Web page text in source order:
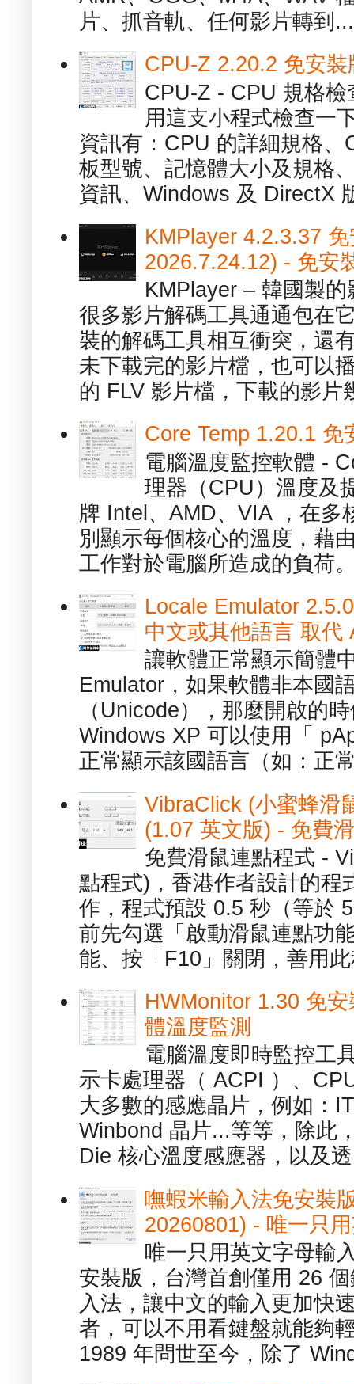
片、抓音軌、任何影片轉到...
CPU-Z 2.20.2 免安
CPU-Z - CPU 規格
用這支小程式檢查一
資訊有：CPU 的詳細規格
板型號、記憶體大小及規格
資訊、Windows 及 DirectX
KMPlayer 4.2.3.37
2026.7.24.12) - 免安
KMPlayer – 韓國製
很多影片解碼工具通通包在
裝的解碼工具相互衝突，還
未下載完的影片檔，也可以
的 FLV 影片檔，下載的影片
Core Temp 1.20.1 免
電腦溫度監控軟體 -
理器（CPU）溫度及
牌 Intel、AMD、VIA ，在多
別顯示每個核心的溫度，藉
工作對於電腦所造成的負荷
Locale Emulator
中文或其他語言 取代
讓軟體正常顯示簡體
Emulator，如果軟體非本國
（Unicode），那麼開啟的
Windows XP 可以使用「
正常顯示該國語言（如：正
VibraClick (小蜜蜂滑
(1.07 英文版) - 免費
免費滑鼠連點程式 -
點程式)，香港作者設計的程
作，程式預設 0.5 秒（等於
前先勾選「啟動滑鼠連點功
能、按「F10」關閉，善用
HWMonitor 1.30 免
體溫度監測
電腦溫度即時監控工
示卡處理器（ ACPI ）、
大多數的感應晶片，例如：
Winbond 晶片...等等，除此
Die 核心溫度感應器，以及
嘸蝦米輸入法免安裝
20260801) - 唯一只
唯一只用英文字母輸
安裝版，台灣首創僅用 26
入法，讓中文的輸入更加快
者，可以不用看鍵盤就能夠
1989 年問世至今，除了